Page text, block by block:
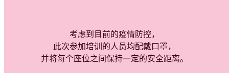
考虑到目前的疫情防控，
此次参加培训的人员均配戴口罩，
并将每个座位之间保持一定的安全距离。